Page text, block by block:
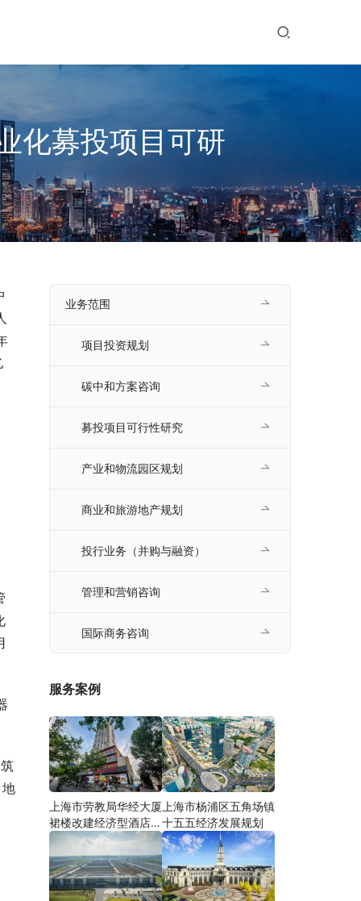
化募投项目可研
业务范围
项目投资规划
碳中和方案咨询
募投项目可行性研究
产业和物流园区规划
商业和旅游地产规划
投行业务（并购与融资）
管理和营销咨询
国际商务咨询
服务案例
上海市劳教局华经大厦
裙楼改建经济型酒店可
研
上海市杨浦区五角场镇
十五五经济发展规划